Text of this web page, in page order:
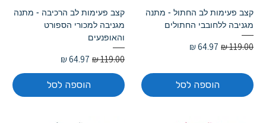
קצב פעימות לב החתול - מתנה
מגניבה ללחובבי החתולים
מחיר רגיל מחיר מבצע
הוספה לסל
קצב פעימות לב הרכיבה - מתנה
מגניבה למכורי הספורט
והאופנעים
מחיר רגיל מחיר מבצע
הוספה לסל